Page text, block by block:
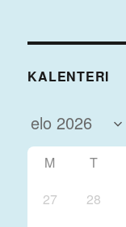
KALENTERI
M T
27
28